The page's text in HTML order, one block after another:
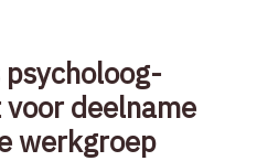
psycholoog-
deelname
werkgroep